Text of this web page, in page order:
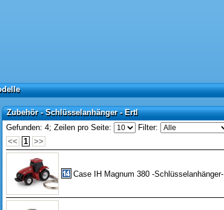
Zubehör - Schlüsselanhänger - Ertl
Zubehör - Schlüsselanhänger - Ertl
Gefunden: 4; Zeilen pro Seite:
Filter:
<<
1 >>
Case IH Magnum 380 -Schlüsselanhänger-